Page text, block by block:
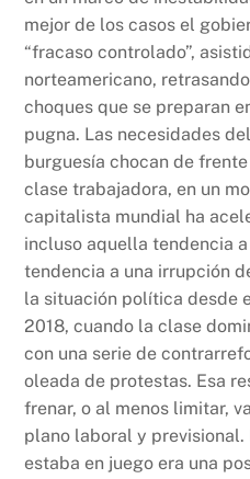
mejor de los casos el
“fracaso controlado”,
norteamericano,
choques que se preparan
pugna. Las necesidades
burguesía chocan de
clase trabajadora, en un
capitalista mundial ha
incluso aquella tendencia
tendencia a una irrupción
la situación política desde
2018, cuando la clase
con una serie de
oleada de protestas. Esa
frenar, o al menos limitar,
plano laboral y previsional.
estaba en juego era una